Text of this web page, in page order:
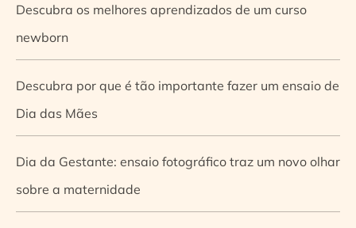
Descubra os melhores aprendizados de um curso
newborn
Descubra por que é tão importante fazer um ensaio de
Dia das Mães
Dia da Gestante: ensaio fotográfico traz um novo olhar
sobre a maternidade